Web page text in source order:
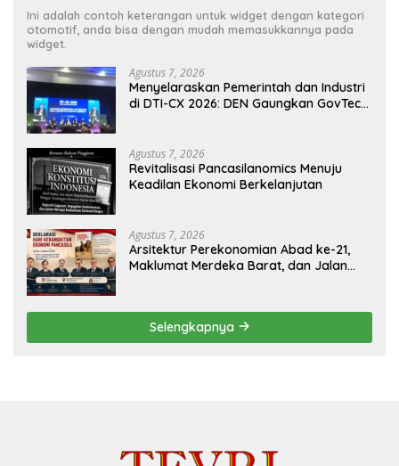
Ini adalah contoh keterangan untuk widget dengan kategori
otomotif, anda bisa dengan mudah memasukkannya pada
widget.
Agustus 7, 2026
Menyelaraskan Pemerintah dan Industri
di DTI-CX 2026: DEN Gaungkan GovTech,
Agustus 7, 2026
Revitalisasi Pancasilanomics Menuju
Keadilan Ekonomi Berkelanjutan
Agustus 7, 2026
Arsitektur Perekonomian Abad ke-21,
Maklumat Merdeka Barat, dan Jalan
Selengkapnya